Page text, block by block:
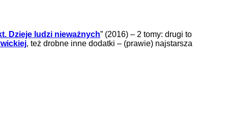
Dzieje ludzi nieważnych” (2016) – 2 tomy: drugi to
, też drobne inne dodatki – (prawie) najstarsza